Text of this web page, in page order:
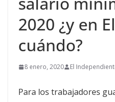
2020 ¿y en
cuándo?
8 enero, 2020 El
Para los trabajadores